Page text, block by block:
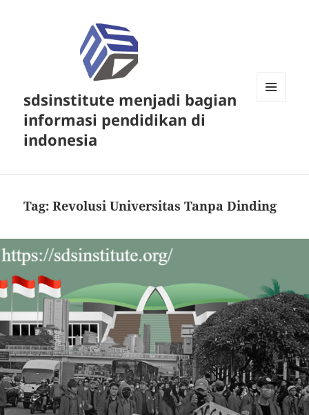
sdsinstitute menjadi bagian
informasi pendidikan di
indonesia
Tag:Revolusi Universitas Tanpa Dinding